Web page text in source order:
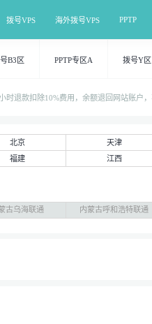
拨号VPS 海外拨号VPS PPTP
B3区 PPTP专区A 拨号Y区
时退款扣除10%费用，余额退回网站账
北京 天津
福建 江西
古乌海联通 内蒙古呼和浩特联通